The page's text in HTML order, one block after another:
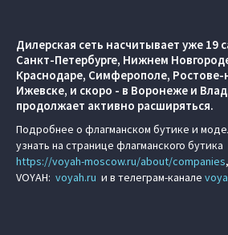
Дилерская сеть насчитывает уже 19
Санкт-Петербурге, Нижнем
Краснодаре, Симферополе,
Ижевске, и скоро - в Воронеже и
продолжает активно расширяться.
Подробнее о флагманском бутике и
узнать на странице флагманского бутика
https://voyah-moscow.ru/about/companies
VOYAH: voyah.ru и в телеграм-канале